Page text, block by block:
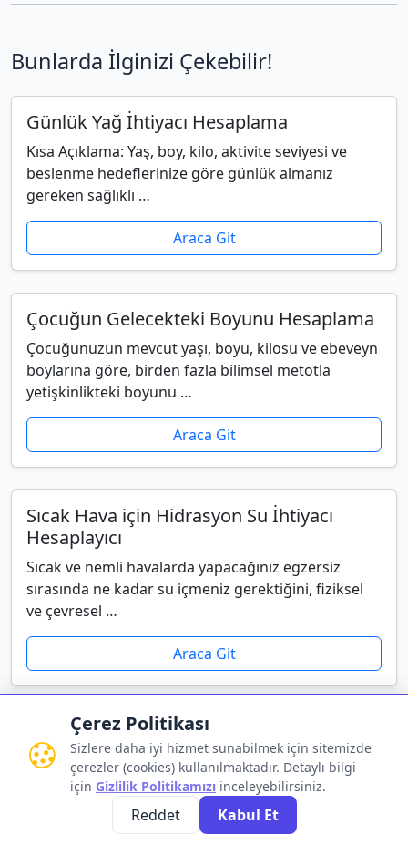
Bunlarda İlginizi Çekebilir!
Günlük Yağ İhtiyacı Hesaplama
Kısa Açıklama: Yaş, boy, kilo, aktivite seviyesi ve
beslenme hedeflerinize göre günlük almanız
gereken sağlıklı …
Araca Git
Çocuğun Gelecekteki Boyunu Hesaplama
Çocuğunuzun mevcut yaşı, boyu, kilosu ve ebeveyn
boylarına göre, birden fazla bilimsel metotla
yetişkinlikteki boyunu …
Araca Git
Sıcak Hava için Hidrasyon Su İhtiyacı
Hesaplayıcı
Sıcak ve nemli havalarda yapacağınız egzersiz
sırasında ne kadar su içmeniz gerektiğini, fiziksel
ve çevresel …
Araca Git
Çerez Politikası
Sizlere daha iyi hizmet sunabilmek için sitemizde
çerezler (cookies) kullanılmaktadır. Detaylı bilgi
için Gizlilik Politikamızı inceleyebilirsiniz.
Reddet Kabul Et
Gizlilik Politikası • Kullanım Koşulları • İletişim
© 2026 HesaplamaX.com - Tüm Hakları Saklıdır.